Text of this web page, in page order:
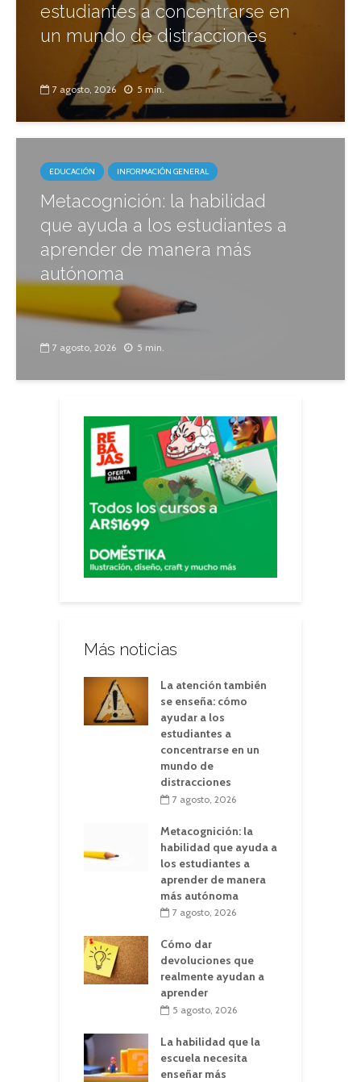
estudiantes a concentrarse en
un mundo de distracciones
7 agosto, 2026 5 min.
EDUCACIÓN INFORMACIÓN GENERAL
Metacognición: la habilidad
que ayuda a los estudiantes a
aprender de manera más
autónoma
7 agosto, 2026 5 min.
Más noticias
La atención también
se enseña: cómo
ayudar a los
estudiantes a
concentrarse en un
mundo de
distracciones
7 agosto, 2026
Metacognición: la
habilidad que ayuda a
los estudiantes a
aprender de manera
más autónoma
7 agosto, 2026
Cómo dar
devoluciones que
realmente ayudan a
aprender
5 agosto, 2026
La habilidad que la
escuela necesita
enseñar más